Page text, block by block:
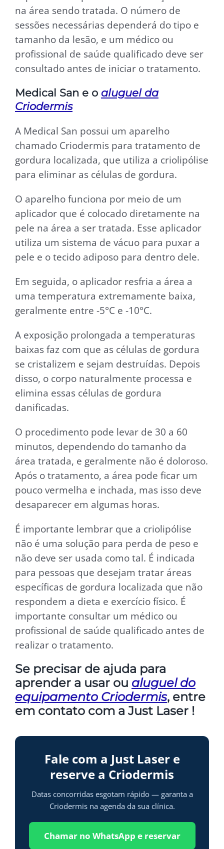
na área sendo tratada. O número de
sessões necessárias dependerá do tipo e
tamanho da lesão, e um médico ou
profissional de saúde qualificado deve ser
consultado antes de iniciar o tratamento.
Medical San e o aluguel da
Criodermis
A Medical San possui um aparelho
chamado Criodermis para tratamento de
gordura localizada, que utiliza a criolipólise
para eliminar as células de gordura.
O aparelho funciona por meio de um
aplicador que é colocado diretamente na
pele na área a ser tratada. Esse aplicador
utiliza um sistema de vácuo para puxar a
pele e o tecido adiposo para dentro dele.
Em seguida, o aplicador resfria a área a
uma temperatura extremamente baixa,
geralmente entre -5°C e -10°C.
A exposição prolongada a temperaturas
baixas faz com que as células de gordura
se cristalizem e sejam destruídas. Depois
disso, o corpo naturalmente processa e
elimina essas células de gordura
danificadas.
O procedimento pode levar de 30 a 60
minutos, dependendo do tamanho da
área tratada, e geralmente não é doloroso.
Após o tratamento, a área pode ficar um
pouco vermelha e inchada, mas isso deve
desaparecer em algumas horas.
É importante lembrar que a criolipólise
não é uma solução para perda de peso e
não deve ser usada como tal. É indicada
para pessoas que desejam tratar áreas
específicas de gordura localizada que não
respondem a dieta e exercício físico. É
importante consultar um médico ou
profissional de saúde qualificado antes de
realizar o tratamento.
Se precisar de ajuda para
aprender a usar ou aluguel do
equipamento Criodermis, entre
em contato com a Just Laser !
Fale com a Just Laser e
reserve a Criodermis
Datas concorridas esgotam rápido — garanta a
Criodermis na agenda da sua clínica.
Chamar no WhatsApp e reservar